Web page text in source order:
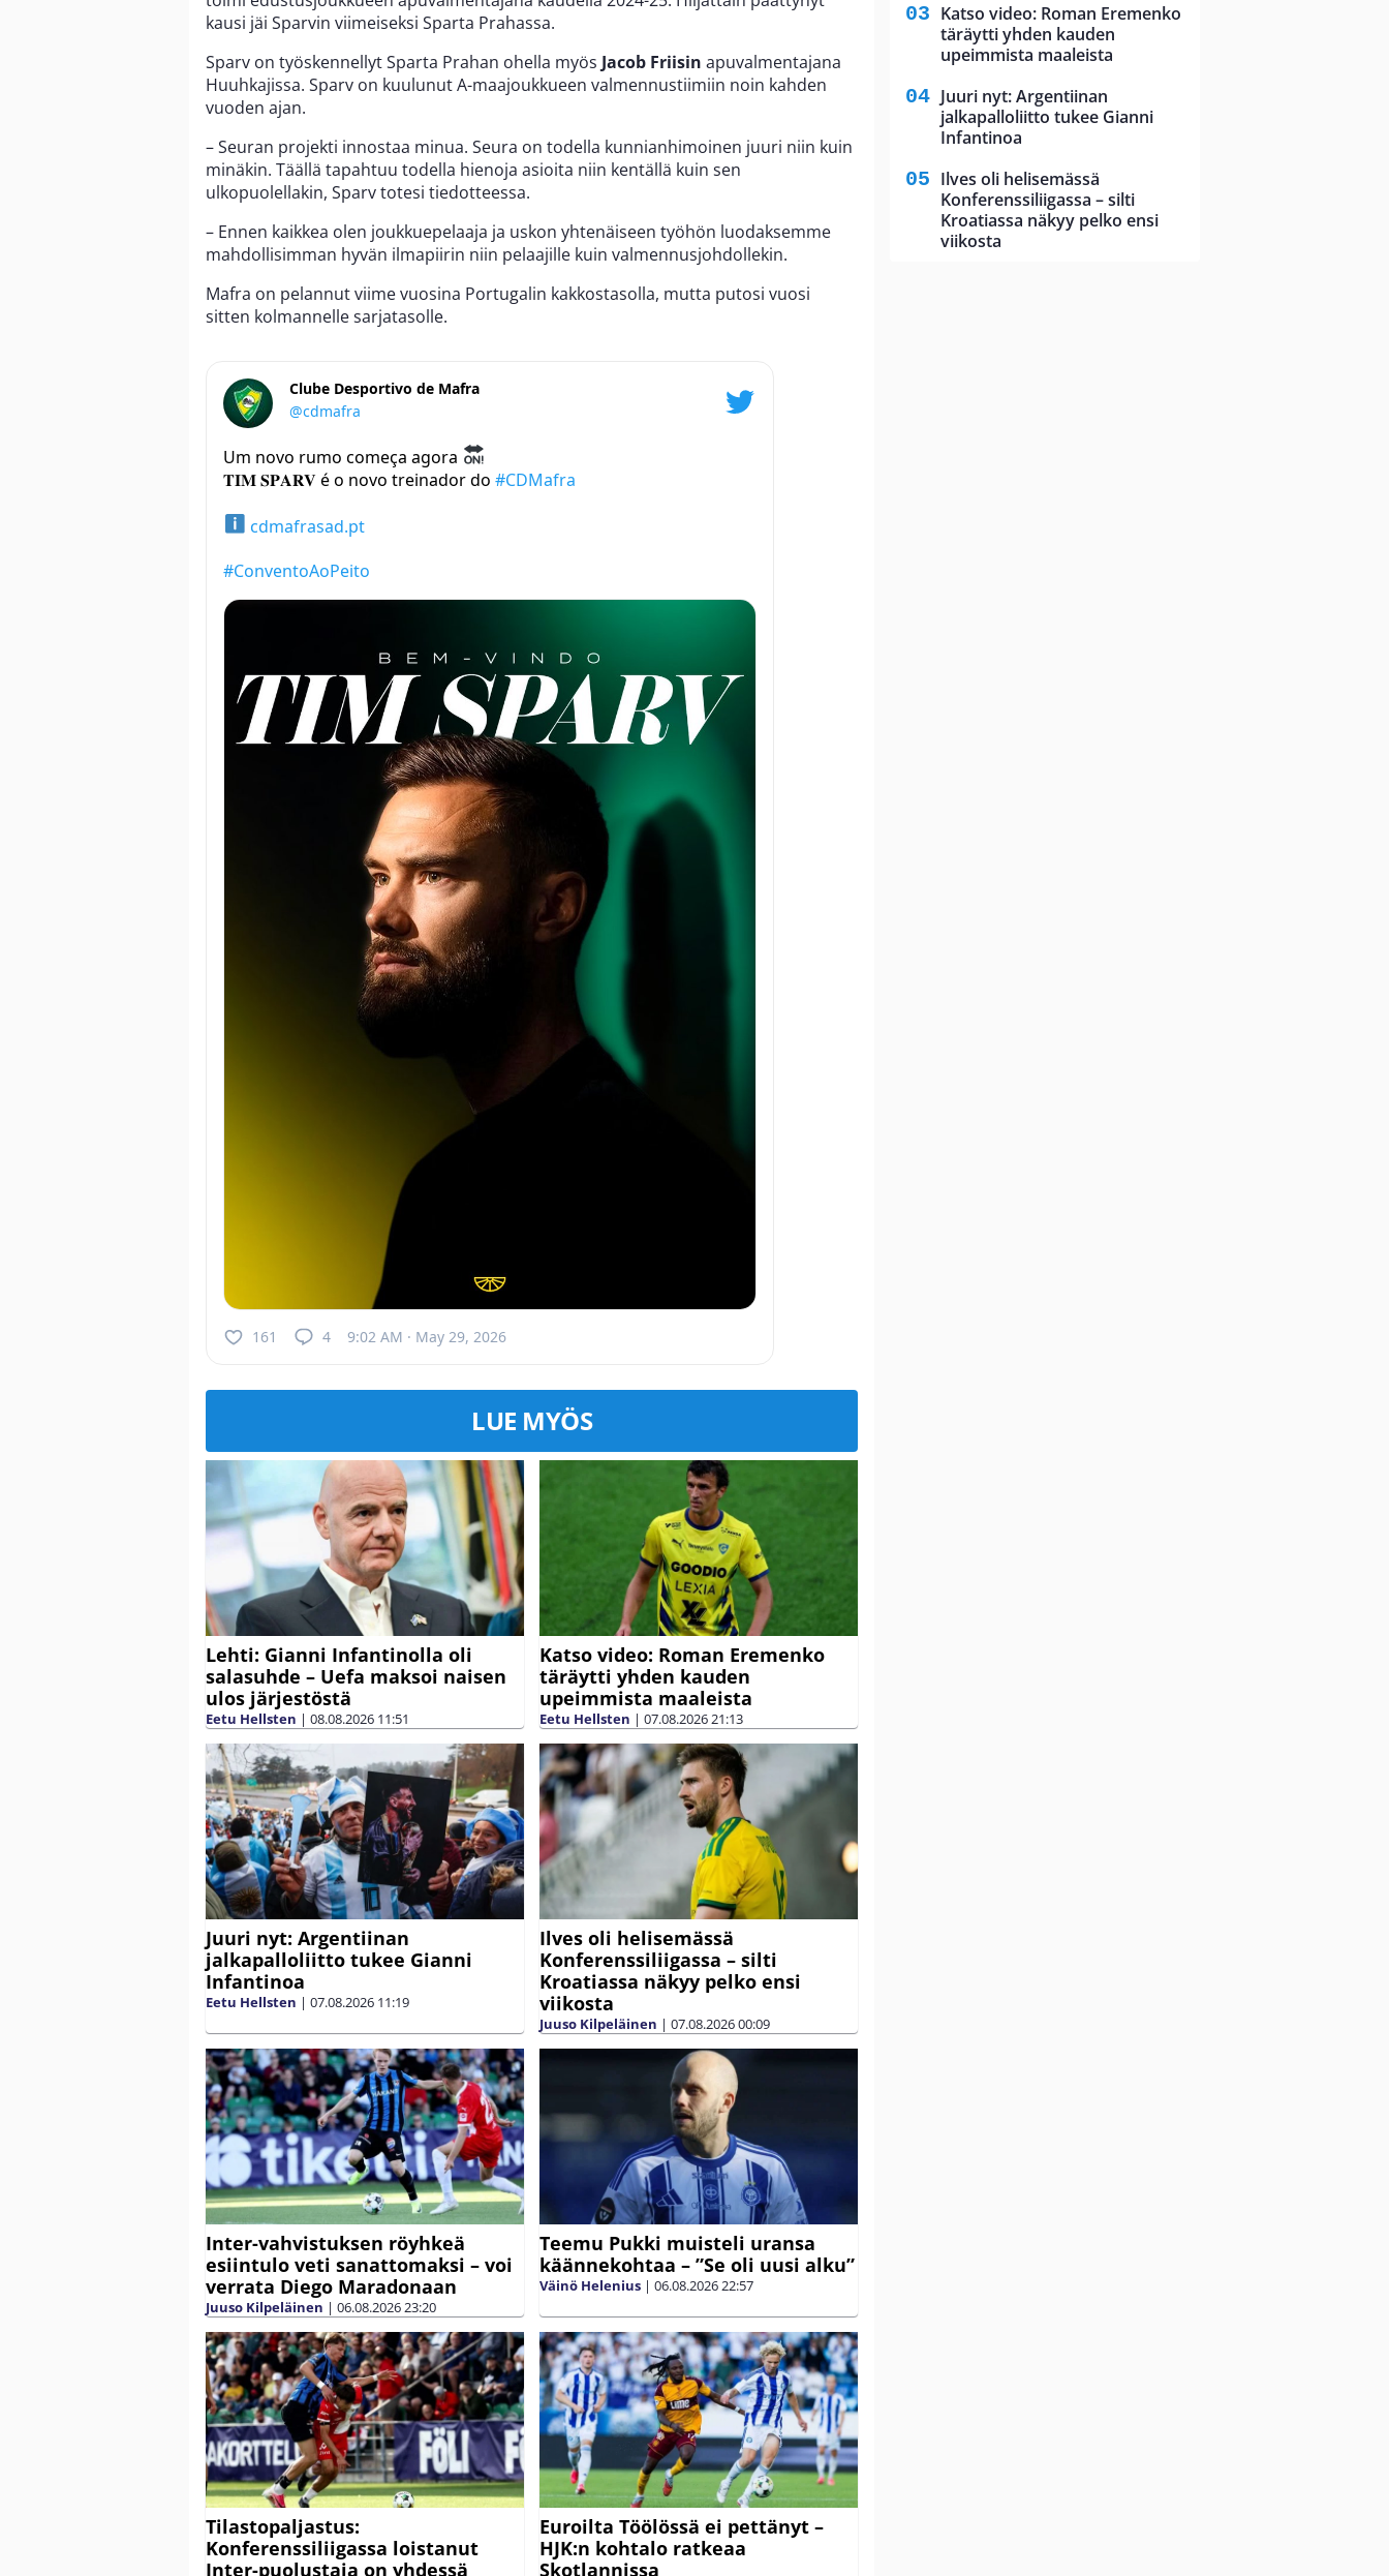
kausi jäi Sparvin viimeiseksi Sparta Prahassa.
Sparv on työskennellyt Sparta Prahan ohella myös Jacob Friisin apuvalmentajana
Huuhkajissa. Sparv on kuulunut A-maajoukkueen valmennustiimiin noin kahden
vuoden ajan.
– Seuran projekti innostaa minua. Seura on todella kunnianhimoinen juuri niin kuin
minäkin. Täällä tapahtuu todella hienoja asioita niin kentällä kuin sen
ulkopuolellakin, Sparv totesi tiedotteessa.
– Ennen kaikkea olen joukkuepelaaja ja uskon yhtenäiseen työhön luodaksemme
mahdollisimman hyvän ilmapiirin niin pelaajille kuin valmennusjohdollekin.
Mafra on pelannut viime vuosina Portugalin kakkostasolla, mutta putosi vuosi
sitten kolmannelle sarjatasolle.
Clube Desportivo de Mafra
@cdmafra
Um novo rumo começa agora
𝐓𝐈𝐌 𝐒𝐏𝐀𝐑𝐕 é o novo treinador do #CDMafra
cdmafrasad.pt
#ConventoAoPeito
161 4 9:02 AM · May 29, 2026
LUE MYÖS
Lehti: Gianni Infantinolla oli
salasuhde – Uefa maksoi naisen
ulos järjestöstä
Eetu Hellsten | 08.08.2026 11:51
Katso video: Roman Eremenko
täräytti yhden kauden
upeimmista maaleista
Eetu Hellsten | 07.08.202621:13
Juuri nyt: Argentiinan
jalkapalloliitto tukee Gianni
Infantinoa
Eetu Hellsten | 07.08.2026 11:19
Ilves oli helisemässä
Konferenssiliigassa – silti
Kroatiassa näkyy pelko ensi
viikosta
Juuso Kilpeläinen | 07.08.202600:09
Inter-vahvistuksen röyhkeä
esiintulo veti sanattomaksi – voi
verrata Diego Maradonaan
Juuso Kilpeläinen | 06.08.202623:20
Teemu Pukki muisteli uransa
käännekohtaa – ”Se oli uusi alku”
Väinö Helenius | 06.08.202622:57
Tilastopaljastus:
Konferenssiliigassa loistanut
Inter-puolustaja on yhdessä
Euroilta Töölössä ei pettänyt –
HJK:n kohtalo ratkeaa
Skotlannissa
Katso video: Roman Eremenko
täräytti yhden kauden
upeimmista maaleista
Juuri nyt: Argentiinan
jalkapalloliitto tukee Gianni
Infantinoa
Ilves oli helisemässä
Konferenssiliigassa – silti
Kroatiassa näkyy pelko ensi
viikosta